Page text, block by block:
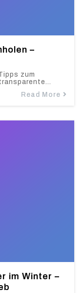
–
zum
Read More
im Winter –